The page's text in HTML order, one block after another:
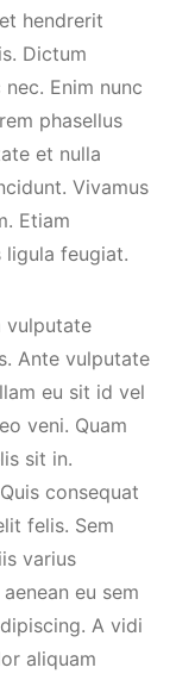
hendrerit
Dictum
Enim nunc
phasellus
et nulla
Vivamus
Etiam
ligula feugiat.
vulputate
Ante vulputate
eu sit id vel
veni. Quam
sit in.
consequat
felis. Sem
varius
eu sem
A vidi
aliquam